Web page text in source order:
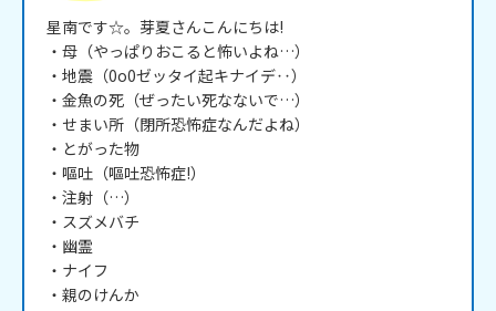
星南です☆。芽夏さんこんにちは!
・母（やっぱりおこると怖いよね…）
・地震（0o0ゼッタイ起キナイデ‥）
・金魚の死（ぜったい死なないで…）
・せまい所（閉所恐怖症なんだよね）
・とがった物
・嘔吐（嘔吐恐怖症!）
・注射（…）
・スズメバチ
・幽霊
・ナイフ
・親のけんか